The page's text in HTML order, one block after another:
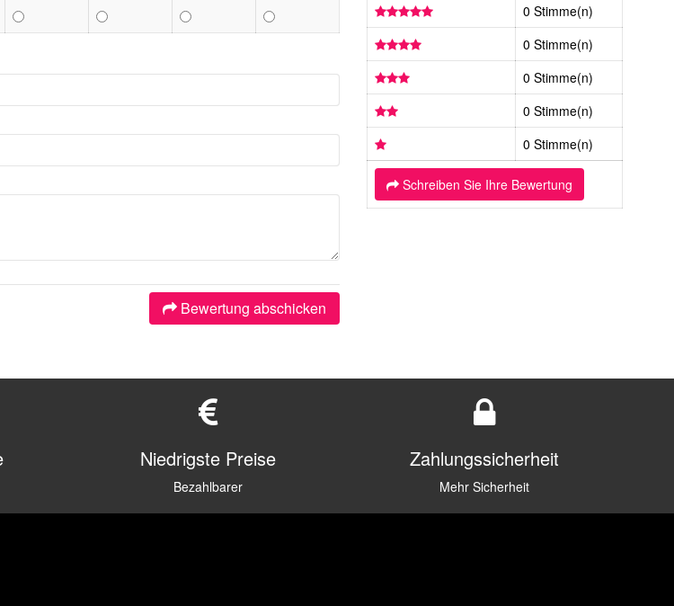
Bewertung abschicken
0 Stimme(n)
0 Stimme(n)
0 Stimme(n)
0 Stimme(n)
0 Stimme(n)
Schreiben Sie Ihre Bewertung
Niedrigste Preise
Bezahlbarer
Zahlungssicherheit
Mehr Sicherheit